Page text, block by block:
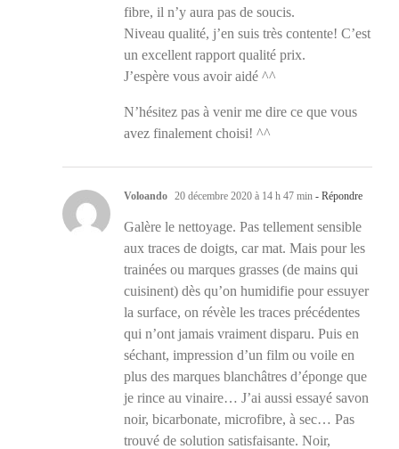
fibre, il n’y aura pas de soucis.
Niveau qualité, j’en suis très contente! C’est
un excellent rapport qualité prix.
J’espère vous avoir aidé ^^
N’hésitez pas à venir me dire ce que vous
avez finalement choisi! ^^
Voloando 20 décembre 2020 à 14 h 47 min - Répondre
Galère le nettoyage. Pas tellement sensible
aux traces de doigts, car mat. Mais pour les
trainées ou marques grasses (de mains qui
cuisinent) dès qu’on humidifie pour essuyer
la surface, on révèle les traces précédentes
qui n’ont jamais vraiment disparu. Puis en
séchant, impression d’un film ou voile en
plus des marques blanchâtres d’éponge que
je rince au vinaire… J’ai aussi essayé savon
noir, bicarbonate, microfibre, à sec… Pas
trouvé de solution satisfaisante. Noir,